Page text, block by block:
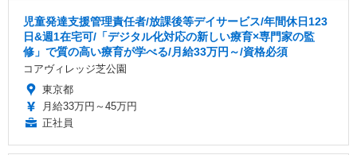
児童発達支援管理責任者/放課後等デイサービス/年間休日123
日&週1在宅可/「デジタル化対応の新しい療育×専門家の監
修」で質の高い療育が学べる/月給33万円～/資格必須
コアヴィレッジ芝公園
東京都
月給33万円～45万円
正社員